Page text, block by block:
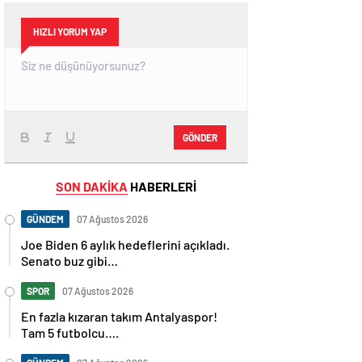
HIZLI YORUM YAP
GÖNDER
SON DAKİKA HABERLERİ
GÜNDEM 07 Ağustos 2026
Joe Biden 6 aylık hedeflerini açıkladı.
Senato buz gibi…
SPOR 07 Ağustos 2026
En fazla kızaran takım Antalyaspor!
Tam 5 futbolcu….